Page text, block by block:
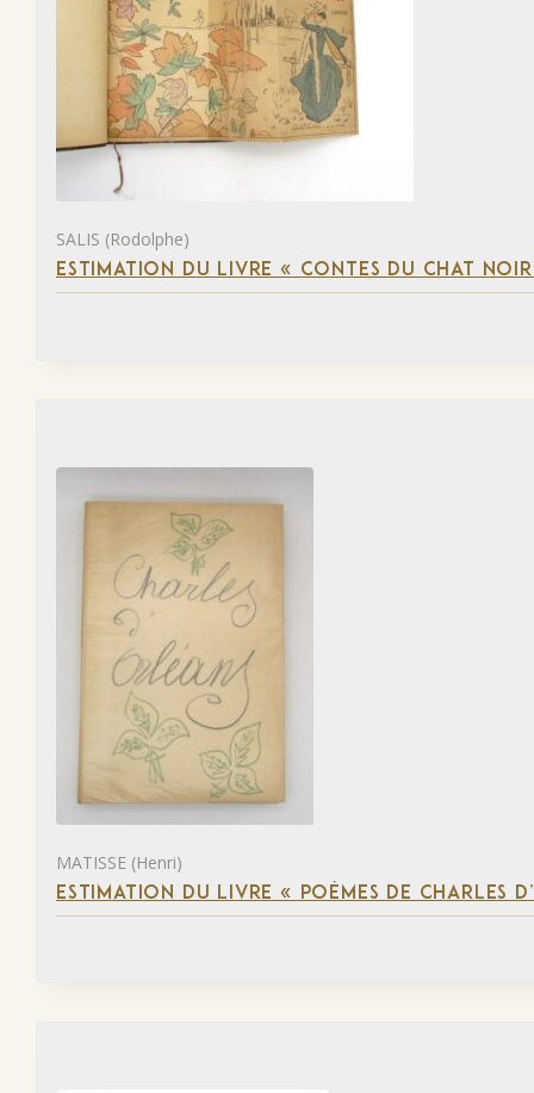
SALIS (Rodolphe)
ESTIMATION DU LIVRE « CONTES DU CHAT
MATISSE (Henri)
ESTIMATION DU LIVRE « POÈMES DE CHARLES